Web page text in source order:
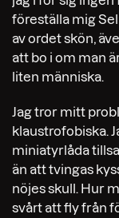
föreställa mig
av ordet skön,
att bo i om man
liten människa.
Jag tror mitt
klaustrofobiska.
miniatyrlåda
än att tvingas
nöjes skull. Hur
svårt att fly från